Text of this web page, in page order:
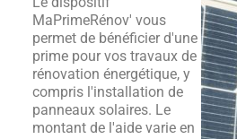
MaPrimeRénov' vous
permet de bénéficier d'une
prime pour vos travaux de
rénovation énergétique, y
compris l'installation de
panneaux solaires. Le
montant de l'aide varie en